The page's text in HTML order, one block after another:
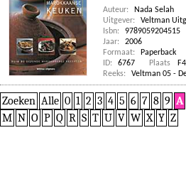
Auteur:
Nada Selah
Uitgever:
Veltman
Isbn:
9789059204515
Jaar:
2006
Formaat:
Paperback
ID:
6767 Plaats
F4
Reeks:
Veltman 05 -
Zoeken Alle 0 1 2 3 4 5 6 7 8 9 A
M N O P Q R S T U V W X Y Z